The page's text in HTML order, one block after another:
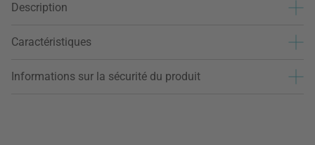
Description
Caractéristiques
Informations sur la sécurité du produit